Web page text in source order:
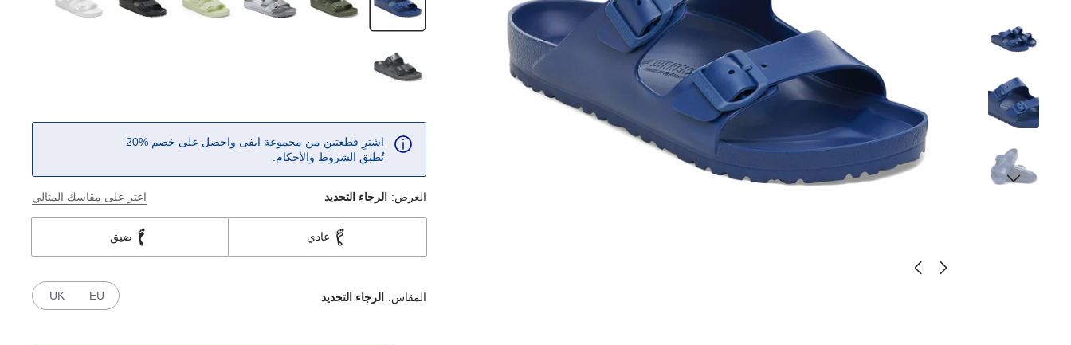
اشترِ قطعتين من مجموعة ايفى واحصل على خصم %20
تُطبق الشروط والأحكام.
العرض: الرجاء التحديد اعثر على مقاسك المثالي
عادي ضيق
المقاس: الرجاء التحديد EU
UK